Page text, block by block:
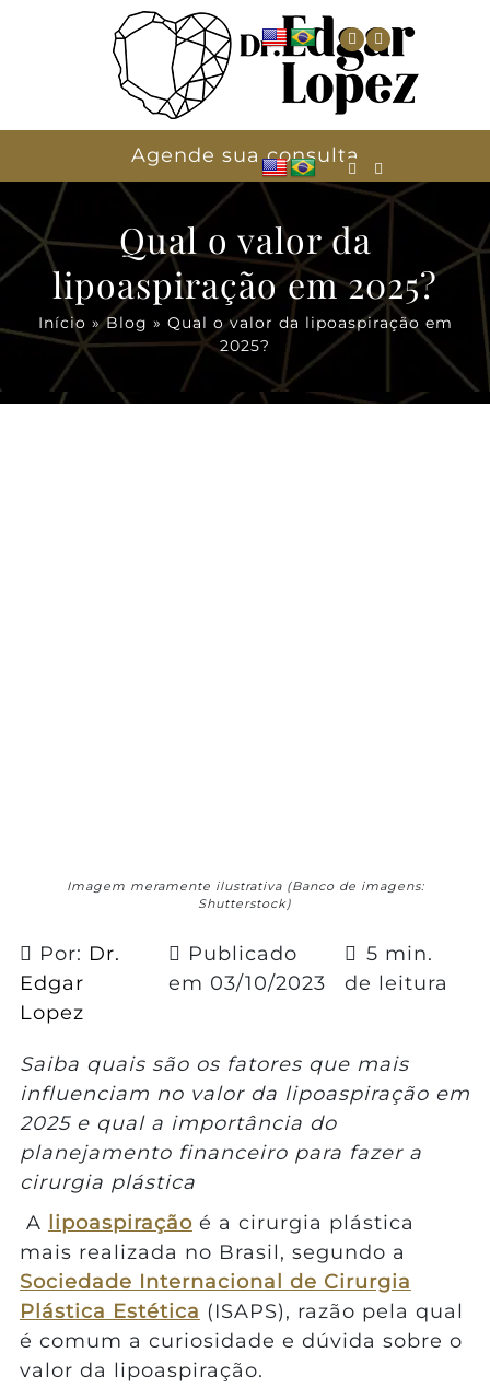
Agende sua consulta
Qual o valor da
lipoaspiração em 2025?
Início »Blog » Qual o valor da lipoaspiração em
2025?
Imagem meramente ilustrativa (Banco de imagens:
Shutterstock)
Por: Dr.
Edgar
Lopez
Publicado
em 03/10/2023
5 min.
de leitura
Saiba quais são os fatores que mais
influenciam no valor da lipoaspiração em
2025 e qual a importância do
planejamento financeiro para fazer a
cirurgia plástica
A
lipoaspiraçãoé a cirurgia plástica
mais realizada no Brasil, segundo a
Sociedade Internacional de Cirurgia
Plástica Estética (ISAPS), razão pela qual
é comum a curiosidade e dúvida sobre o
valor da lipoaspiração.